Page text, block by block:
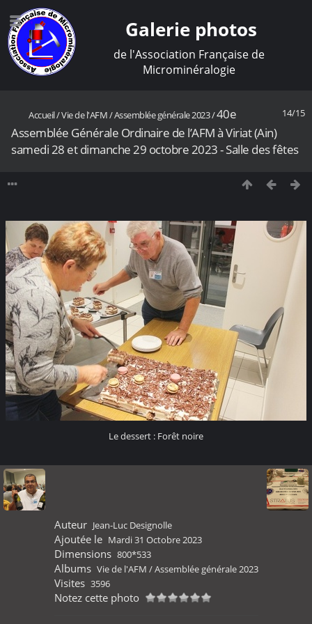
Galerie photos
de l'Association Française de
Microminéralogie
14/15
Accueil/Vie de l'AFM/Assemblée générale 2023/40e
Assemblée Générale Ordinaire de l’AFM à Viriat (Ain)
samedi 28 et dimanche 29 octobre 2023 - Salle des fêtes
Le dessert : Forêt noire
Auteur Jean-Luc Designolle
Ajoutée le Mardi 31 Octobre 2023
Dimensions 800*533
Albums Vie de l'AFM /Assemblée générale 2023
Visites 3596
Notez cette photo